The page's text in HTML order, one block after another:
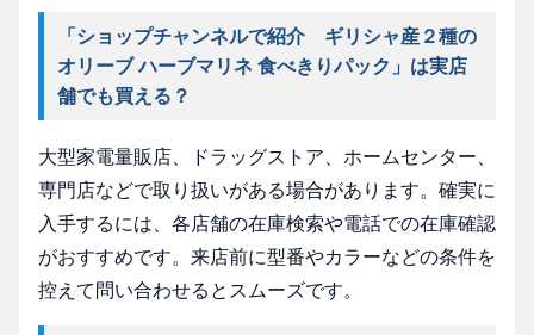
「ショップチャンネルで紹介 ギリシャ産２種の
オリーブ ハーブマリネ 食べきりパック」は実店
舗でも買える？
大型家電量販店、ドラッグストア、ホームセンター、
専門店などで取り扱いがある場合があります。確実に
入手するには、各店舗の在庫検索や電話での在庫確認
がおすすめです。来店前に型番やカラーなどの条件を
控えて問い合わせるとスムーズです。